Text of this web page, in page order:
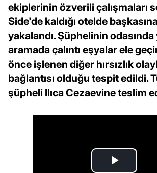
ekiplerinin özverili çalışmaları
Side'de kaldığı otelde
yakalandı. Şüphelinin odasında
aramada çalıntı eşyalar ele
önce işlenen diğer hırsızlık
bağlantısı olduğu tespit edildi.
şüpheli Ilıca Cezaevine teslim